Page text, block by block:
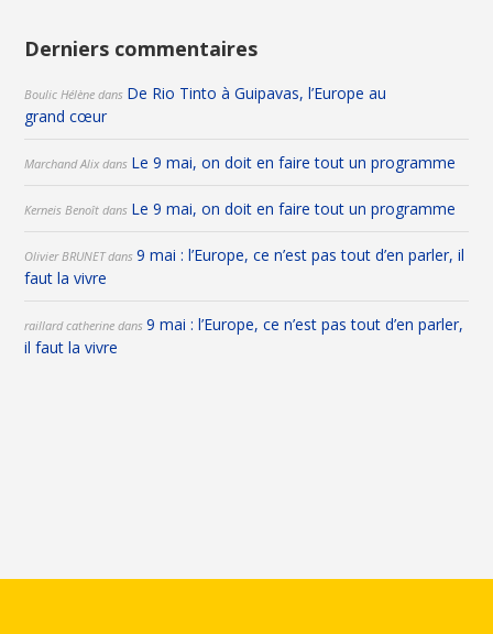
Derniers commentaires
Boulic Hélène dans De Rio Tinto à Guipavas, l’Europe au
grand cœur
Marchand Alix dans Le 9 mai, on doit en faire tout un programme
Kerneis Benoît dans Le 9 mai, on doit en faire tout un programme
Olivier BRUNETdans9 mai : l’Europe, ce n’est pas tout d’en parler, il
faut la vivre
raillard catherine dans9 mai : l’Europe, ce n’est pas tout d’en parler,
il faut la vivre